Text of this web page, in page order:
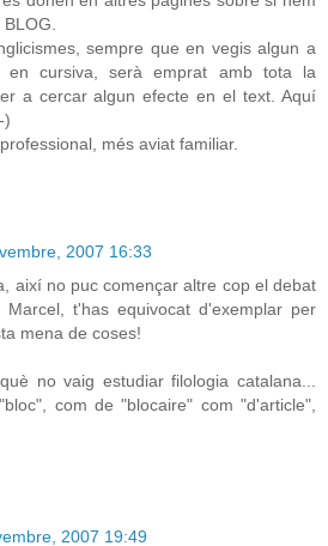
sempre que en vegis algun a
en cursiva, serà emprat amb tota la
a cercar algun efecte en el text. Aquí
)
més aviat familiar.
2007 16:33
així no puc començar altre cop el debat
t'has equivocat d'exemplar per
mena de coses!
no vaig estudiar filologia catalana...
com de "blocaire" com "d'article",
2007 19:49